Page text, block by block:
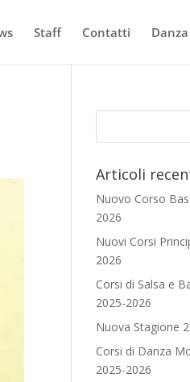
Staff Contatti
Articoli
Nuovo Corso
2026
Nuovi Corsi
2026
Corsi di Salsa e
2025-2026
Nuova Stagione
Corsi di Danza
2025-2026